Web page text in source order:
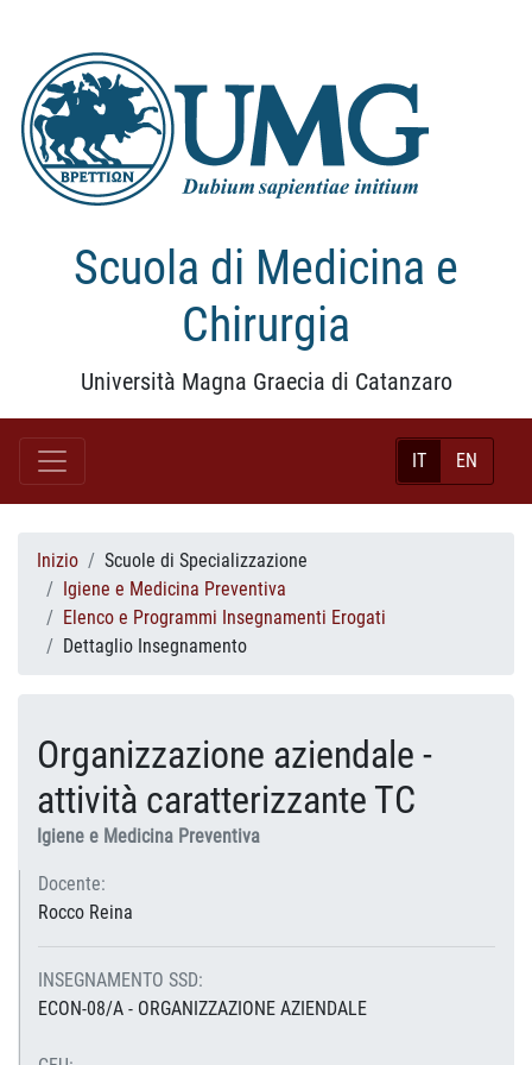
Scuola di Medicina e
Chirurgia
Università Magna Graecia di Catanzaro
IT EN
Inizio
Scuole di Specializzazione
Igiene e Medicina Preventiva
Elenco e Programmi Insegnamenti Erogati
Dettaglio Insegnamento
Organizzazione aziendale -
attività caratterizzante TC
Igiene e Medicina Preventiva
Docente:
Rocco Reina
INSEGNAMENTO SSD:
ECON-08/A - ORGANIZZAZIONE AZIENDALE